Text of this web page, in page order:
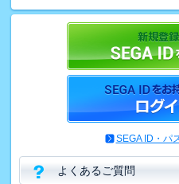
SEGA ID・パ
よくあるご質問